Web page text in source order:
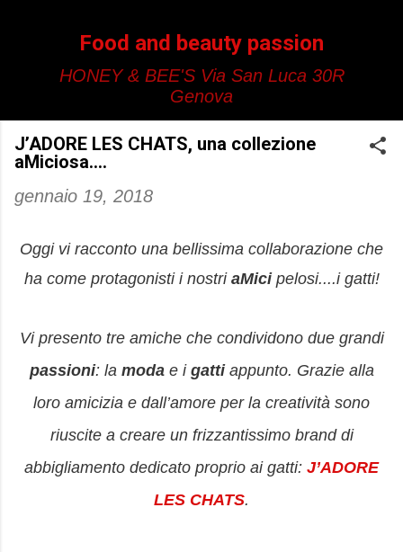
Food and beauty passion
HONEY & BEE'S Via San Luca 30R
Genova
JʼADORE LES CHATS, una collezione
aMiciosa....
gennaio 19, 2018
Oggi vi racconto una bellissima collaborazione che
ha come protagonisti i nostri aMicipelosi....i gatti!
Vi presento tre amiche che condividono due grandi
passioni: la modae i gattiappunto. Grazie alla
loro amicizia e dall’amore per la creatività sono
riuscite a creare un frizzantissimo brand di
abbigliamento dedicato proprio ai gatti: JʼADORE
LES CHATS.